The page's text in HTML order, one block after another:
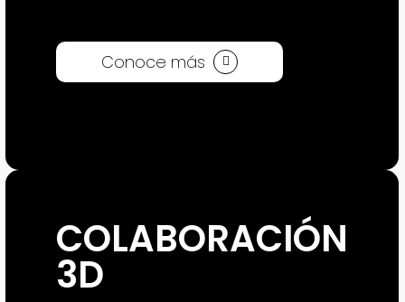
Conoce más
COLABORACIÓN
3D